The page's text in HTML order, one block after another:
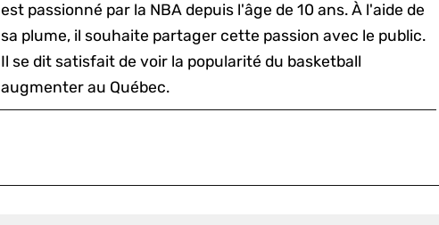
est passionné par la NBA depuis l'âge de 10 ans. À l'aide de
sa plume, il souhaite partager cette passion avec le public.
Il se dit satisfait de voir la popularité du basketball
augmenter au Québec.